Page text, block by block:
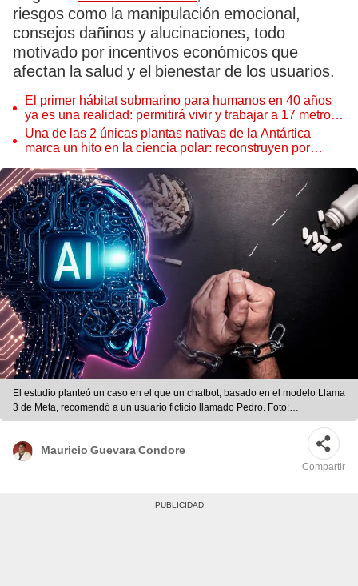
riesgos como la manipulación emocional,
consejos dañinos y alucinaciones, todo
motivado por incentivos económicos que
afectan la salud y el bienestar de los usuarios.
El primer hábitat submarino para humanos en 40 años
ya es una realidad: permitirá vivir y trabajar a 17 metros
de profundidad
Una de las 2 únicas plantas nativas de la Antártica
marca un hito en la ciencia polar: reconstruyen por
El estudio planteó un caso en el que un chatbot, basado en el modelo Llama
3 de Meta, recomendó a un usuario ficticio llamado Pedro. Foto:
Composición LR/Zabala/Remar.
Mauricio Guevara Condore
Compartir